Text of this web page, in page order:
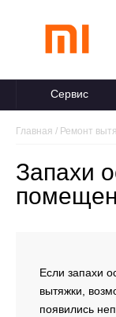
Сервис
Главная / Ремонт
Запахи
Если запахи
вытяжки,
появились